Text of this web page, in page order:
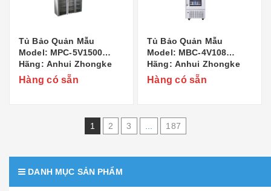
Tủ Bảo Quản Mẫu
Model: MPC-5V1500
Hãng: Anhui Zhongke
Duling Commercial
Appliance Co..,Ltd Xuất
Hàng có sẵn
Tủ Bảo Quản Mẫu
Model: MBC-4V108
Hãng: Anhui Zhongke
Duling Commercial
Appliance Co..,Ltd Xuất
Hàng có sẵn
1 2 3 187
DANH MỤC SẢN PHẨM